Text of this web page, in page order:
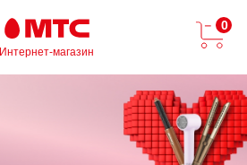
Интернет-магазин
0